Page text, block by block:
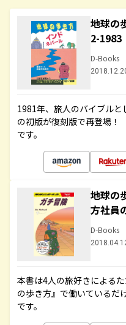
地球の
2-1983
D-Books
1981年、旅人のバイブル
の初版が復刻版で再登場
です。
地球の
方社員
D-Books
本書は4人の旅好きによる
の歩き方』で働いているだ
です。